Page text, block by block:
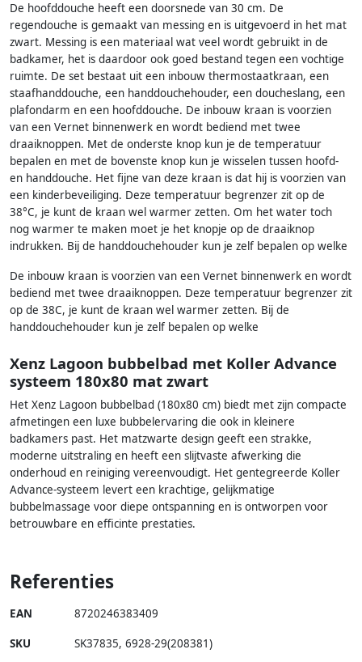
De hoofddouche heeft een doorsnede van 30 cm. De
regendouche is gemaakt van messing en is uitgevoerd in het mat
zwart. Messing is een materiaal wat veel wordt gebruikt in de
badkamer, het is daardoor ook goed bestand tegen een vochtige
ruimte. De set bestaat uit een inbouw thermostaatkraan, een
staafhanddouche, een handdouchehouder, een doucheslang, een
plafondarm en een hoofddouche. De inbouw kraan is voorzien
van een Vernet binnenwerk en wordt bediend met twee
draaiknoppen. Met de onderste knop kun je de temperatuur
bepalen en met de bovenste knop kun je wisselen tussen hoofd-
en handdouche. Het fijne van deze kraan is dat hij is voorzien van
een kinderbeveiliging. Deze temperatuur begrenzer zit op de
38°C, je kunt de kraan wel warmer zetten. Om het water toch
nog warmer te maken moet je het knopje op de draaiknop
indrukken. Bij de handdouchehouder kun je zelf bepalen op welke
De inbouw kraan is voorzien van een Vernet binnenwerk en wordt
bediend met twee draaiknoppen. Deze temperatuur begrenzer zit
op de 38C, je kunt de kraan wel warmer zetten. Bij de
handdouchehouder kun je zelf bepalen op welke
Xenz Lagoon bubbelbad met Koller Advance
systeem 180x80 mat zwart
Het Xenz Lagoon bubbelbad (180x80 cm) biedt met zijn compacte
afmetingen een luxe bubbelervaring die ook in kleinere
badkamers past. Het matzwarte design geeft een strakke,
moderne uitstraling en heeft een slijtvaste afwerking die
onderhoud en reiniging vereenvoudigt. Het gentegreerde Koller
Advance-systeem levert een krachtige, gelijkmatige
bubbelmassage voor diepe ontspanning en is ontworpen voor
betrouwbare en efficinte prestaties.
Referenties
EAN 8720246383409
SKU SK37835, 6928-29(208381)